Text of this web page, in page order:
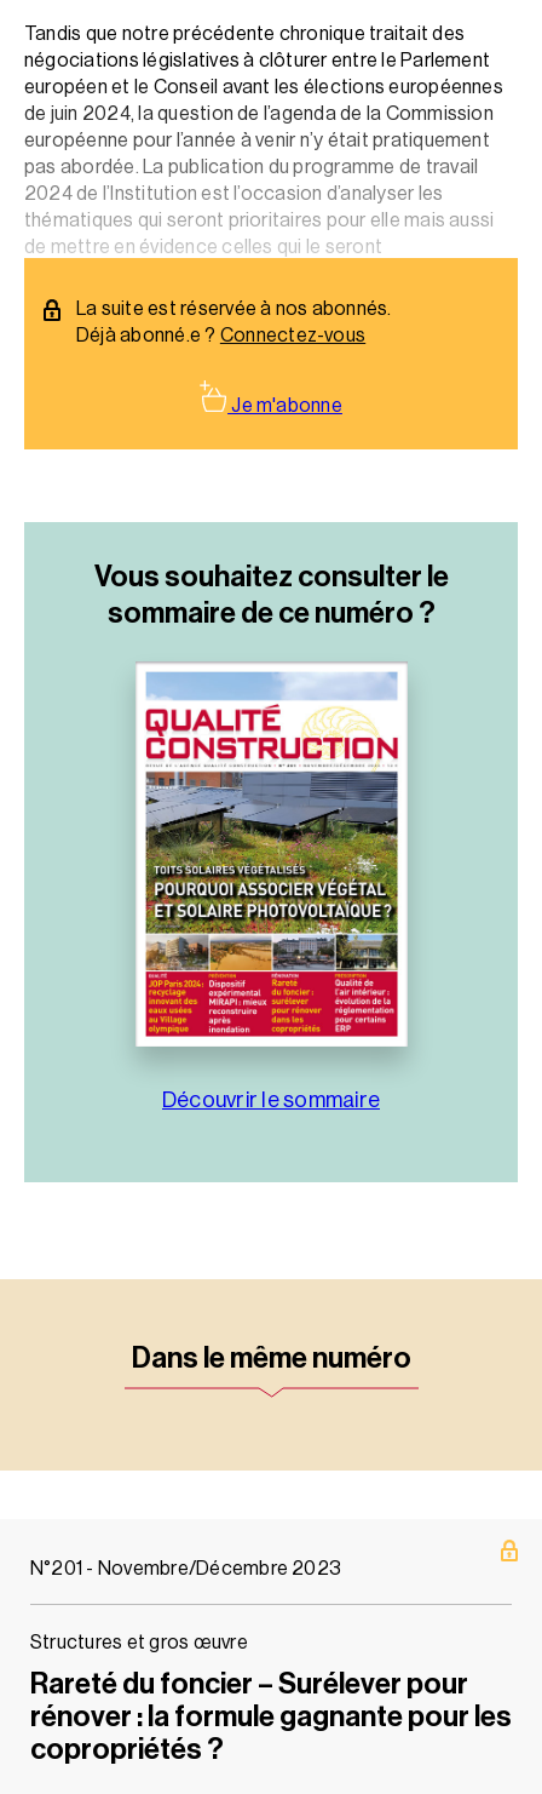
Tandis que notre précédente chronique traitait des
négociations législatives à clôturer entre le Parlement
européen et le Conseil avant les élections européennes
de juin 2024, la question de l’agenda de la Commission
européenne pour l’année à venir n’y était pratiquement
pas abordée. La publication du programme de travail
2024 de l’Institution est l’occasion d’analyser les
thématiques qui seront prioritaires pour elle mais aussi
de mettre en évidence celles qui le seront
La suite est réservée à nos abonnés.
Déjà abonné.e ? Connectez-vous
Je m'abonne
Vous souhaitez consulter le
sommairede ce numéro ?
Découvrir le sommaire
Dans le même numéro
N°201 - Novembre/Décembre 2023
Structures et gros œuvre
Rareté du foncier – Surélever pour
rénover : la formule gagnante pour les
copropriétés ?